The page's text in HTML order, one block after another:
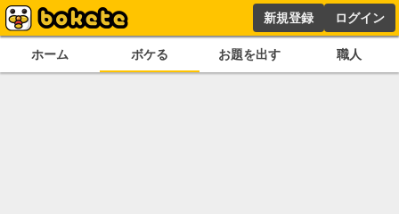
新規登録 ログイン
ホーム ボケる お題を出す 職人